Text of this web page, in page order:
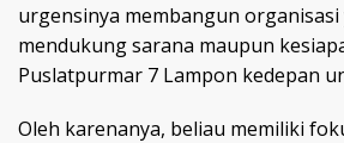
urgensinya membangun
mendukung sarana maupun
Puslatpurmar 7 Lampon kedepan
Oleh karenanya, beliau memiliki